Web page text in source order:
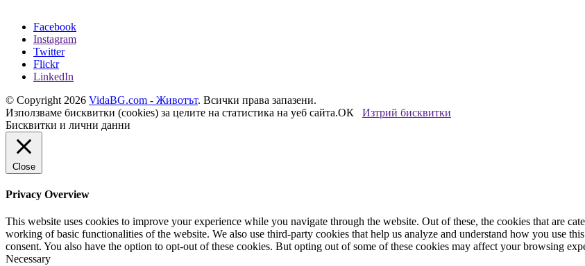
Facebook
Instagram
Twitter
Flickr
LinkedIn
© Copyright 2026 VidaBG.com - Животът. Всички права запазени.
Използваме бисквитки (cookies) за целите на статистика на уеб сайта.ОК
Изтрий бисквитки
Бисквитки и лични данни
Close
Privacy Overview
This website uses cookies to improve your experience while you navigate through the website. Out of these, the cookies that are
working of basic functionalities of the website. We also use third-party cookies that help us analyze and understand how you use
consent. You also have the option to opt-out of these cookies. But opting out of some of these cookies may affect your browsing
Necessary